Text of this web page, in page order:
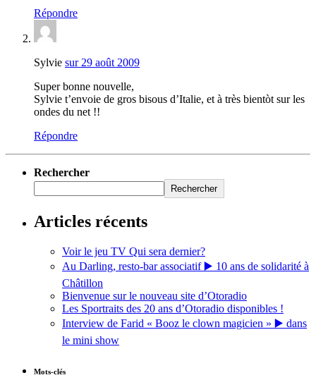
Répondre
Sylvie sur 29 août 2009
Super bonne nouvelle,
Sylvie t’envoie de gros bisous d’Italie, et à très bientòt sur les
ondes du net !!
Répondre
Rechercher
Rechercher
Articles récents
Voir le jeu TV Qui sera dernier?
Au Darling, resto-bar associatif ▶️ 10 ans de solidarité à
Châtillon
Bienvenue sur le nouveau site d’Otoradio
Les Sportraits des 20 ans d’Otoradio disponibles !
Interview de Farid « Booz le clown magicien » ▶️ dans
le mini show
Mots-clés